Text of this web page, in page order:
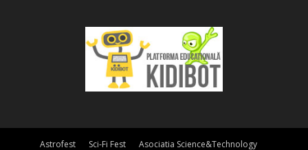
Astrofest Sci-Fi Fest Asociatia Science&Technology